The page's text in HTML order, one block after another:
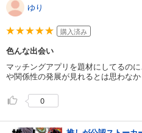
ゆり
購入済み
色んな出会い
マッチングアプリを題材にしてるの
や関係性の発展が見れるとは思わなか
0